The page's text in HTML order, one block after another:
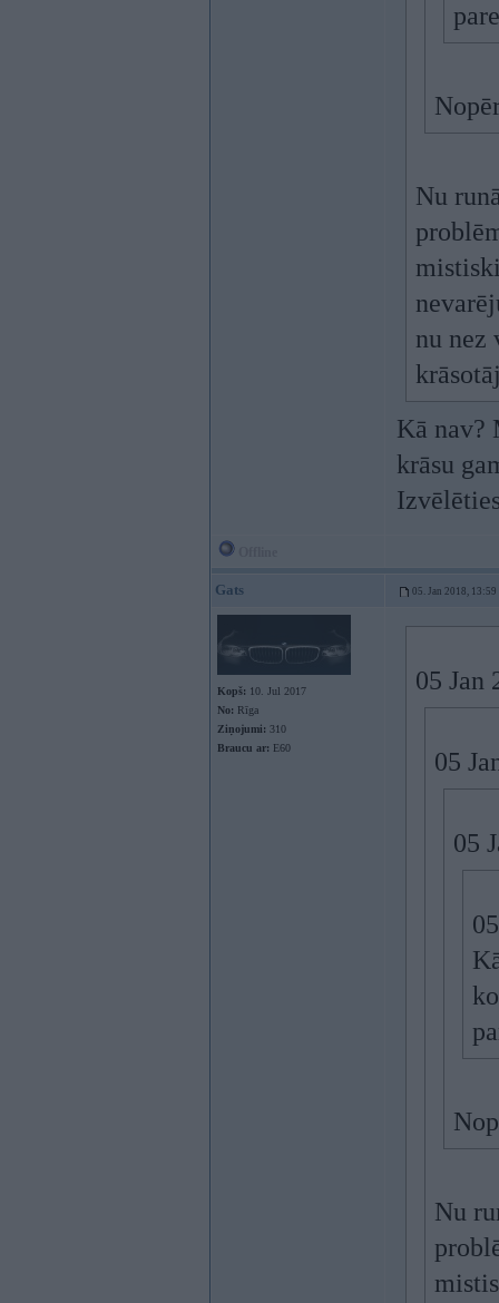
Nu
nu nez
Kā nav?
krāsu
Gats 05. Jan 2018, 13:59
Kopš: 10. Jul 2017
No: Rīga
Ziņojumi: 310
Braucu ar: E60
05 Jan
05
05
Nu